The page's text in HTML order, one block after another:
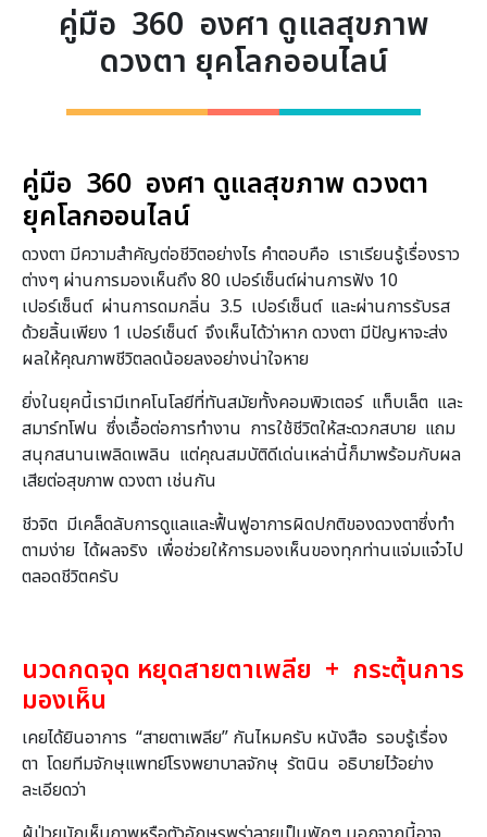
คู่มือ 360 องศา ดูแลสุขภาพ
ดวงตา ยุคโลกออนไลน์
คู่มือ 360 องศา ดูแลสุขภาพ ดวงตา
ยุคโลกออนไลน์
ดวงตา มีความสำคัญต่อชีวิตอย่างไร คำตอบคือ เราเรียนรู้เรื่องราว
ต่างๆ ผ่านการมองเห็นถึง 80 เปอร์เซ็นต์ผ่านการฟัง 10
เปอร์เซ็นต์ ผ่านการดมกลิ่น 3.5 เปอร์เซ็นต์ และผ่านการรับรส
ด้วยลิ้นเพียง 1 เปอร์เซ็นต์ จึงเห็นได้ว่าหาก ดวงตา มีปัญหาจะส่ง
ผลให้คุณภาพชีวิตลดน้อยลงอย่างน่าใจหาย
ยิ่งในยุคนี้เรามีเทคโนโลยีที่ทันสมัยทั้งคอมพิวเตอร์ แท็บเล็ต และ
สมาร์ทโฟน ซึ่งเอื้อต่อการทำงาน การใช้ชีวิตให้สะดวกสบาย แถม
สนุกสนานเพลิดเพลิน แต่คุณสมบัติดีเด่นเหล่านี้ก็มาพร้อมกับผล
เสียต่อสุขภาพ ดวงตา เช่นกัน
ชีวจิต มีเคล็ดลับการดูแลและฟื้นฟูอาการผิดปกติของดวงตาซึ่งทำ
ตามง่าย ได้ผลจริง เพื่อช่วยให้การมองเห็นของทุกท่านแจ่มแจ๋วไป
ตลอดชีวิตครับ
นวดกดจุด หยุดสายตาเพลีย + กระตุ้นการ
มองเห็น
เคยได้ยินอาการ “สายตาเพลีย” กันไหมครับ หนังสือ รอบรู้เรื่อง
ตา โดยทีมจักษุแพทย์โรงพยาบาลจักษุ รัตนิน อธิบายไว้อย่าง
ละเอียดว่า